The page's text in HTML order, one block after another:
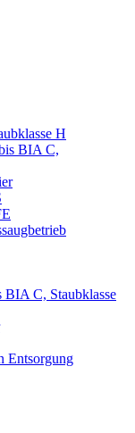
H
BIA C,
BIA C, Staubklasse
Entsorgung